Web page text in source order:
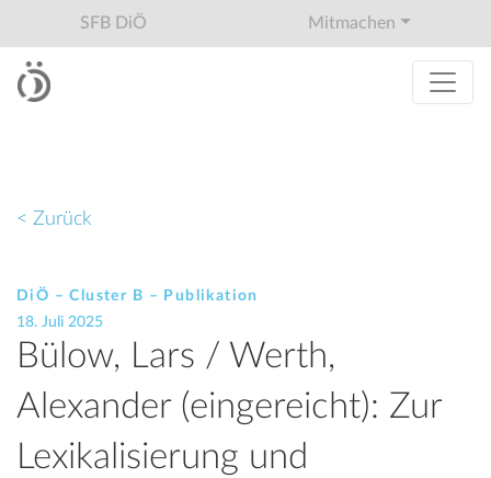
SFB DiÖ Mitmachen
< Zurück
DiÖ – Cluster B – Publikation
18. Juli 2025
Bülow, Lars / Werth,
Alexander (eingereicht): Zur
Lexikalisierung und